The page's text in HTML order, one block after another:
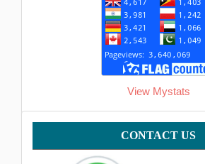
View Mystats
Contact CONTACT US